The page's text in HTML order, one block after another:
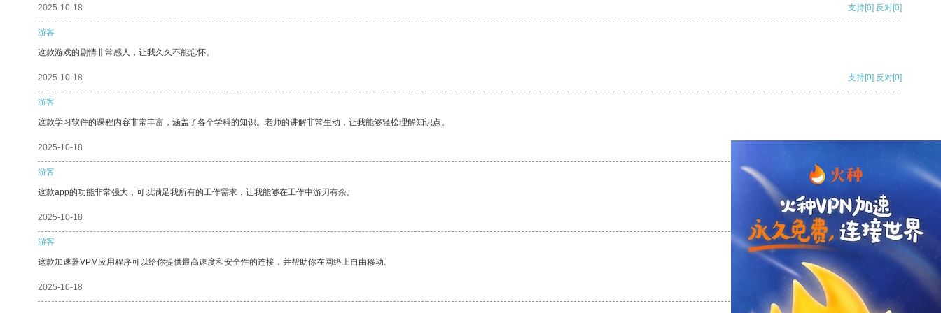
2025-10-18 支持[0] 反对[0]
游客
这款游戏的剧情非常感人，让我久久不能忘怀。
2025-10-18 支持[0] 反对[0]
游客
这款学习软件的课程内容非常丰富，涵盖了各个学科的知识。老师的讲解非常生动，让我能够轻松理解知识点。
2025-10-18
游客
这款app的功能非常强大，可以满足我所有的工作需求，让我能够在工作中游刃有余。
2025-10-18 支持 [0] 反对 [0]
游客
这款加速器VPM应用程序可以给你提供最高速度和安全性的连接，并帮助你在网络上自由移动。
2025-10-18 支持